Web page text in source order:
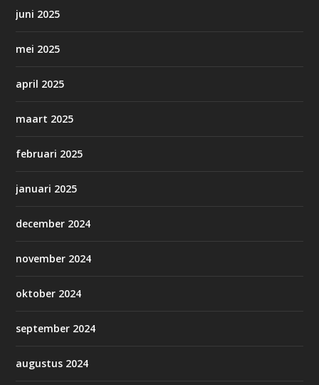
juni 2025
mei 2025
april 2025
maart 2025
februari 2025
januari 2025
december 2024
november 2024
oktober 2024
september 2024
augustus 2024